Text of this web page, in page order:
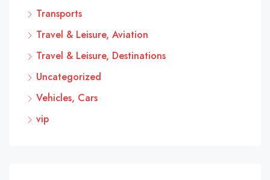
Transports
Travel & Leisure, Aviation
Travel & Leisure, Destinations
Uncategorized
Vehicles, Cars
vip